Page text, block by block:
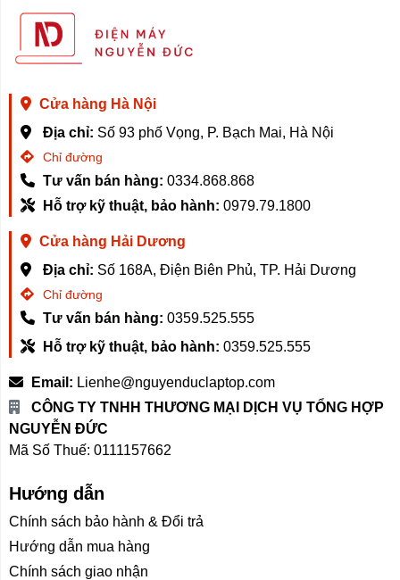
Dell Inspiron 5330
mái. Diện tích bề mặt phím được phát huy tối đa khi các
phím được bố trí sát mép thân máy.
có thể có cảm giác hơi chật chội, chẳng hạn một số
phím có kích thước nhỏ nhưng bàn phím Dell Inspiron
5330có cùng kích thước phím chính và kích thước
phím giống nhau. cũng rộng rãi. Ngay cả khi sử dụng
cảm ứng mù, việc gõ phím vẫn tương đối dễ dàng với ít
lỗi đánh máy.
Cổng kết nối
Dell Inspiron 5530còn được trang bị các cổng kết nối
toàn diện, phục vụ tốt nhu cầu văn phòng cơ bản. Hệ
thống cổng kết nối này bao gồm:
2 cổng Thunderbolt™ 4 với DisplayPort™ và Power
Delivery
1 cổng USB 3.2 thế hệ 1
1 x giắc âm thanh đa năng
1 cổng HDMI 1.4
Cấu hình
Cửa hàng Hà Nội
Địa chỉ: Số 93 phố Vọng, P. Bạch Mai, Hà Nội
Chỉ đường
Tư vấn bán hàng: 0334.868.868
Hỗ trợ kỹ thuật, bảo hành: 0979.79.1800
Cửa hàng Hải Dương
Địa chỉ: Số 168A, Điện Biên Phủ, TP. Hải Dương
Chỉ đường
Tư vấn bán hàng: 0359.525.555
Hỗ trợ kỹ thuật, bảo hành: 0359.525.555
Email: Lienhe@nguyenduclaptop.com
CÔNG TY TNHH THƯƠNG MẠI DỊCH VỤ TỔNG HỢP
NGUYỄN ĐỨC
Mã Số Thuế: 0111157662
Hướng dẫn
Chính sách bảo hành & Đổi trả
Hướng dẫn mua hàng
Chính sách giao nhận